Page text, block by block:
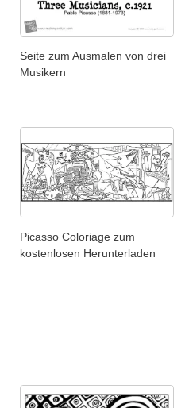
Seite zum Ausmalen von drei
Musikern
Picasso Coloriage zum
kostenlosen Herunterladen